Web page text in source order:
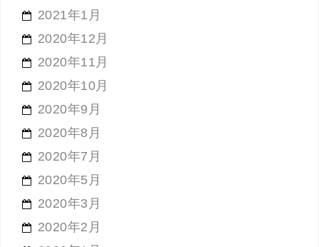
2021年1月
2020年12月
2020年11月
2020年10月
2020年9月
2020年8月
2020年7月
2020年5月
2020年3月
2020年2月